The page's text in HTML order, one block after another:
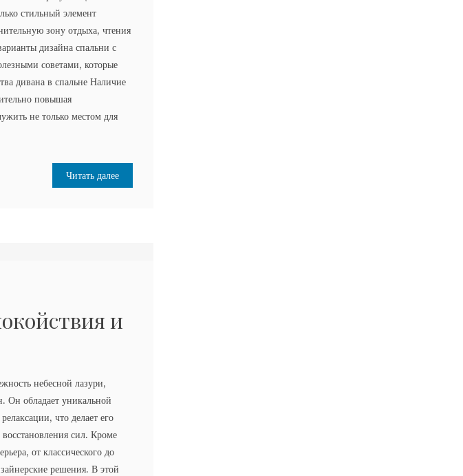
стильный элемент
зону отдыха, чтения
дизайна спальни с
советами, которые
дивана в спальне Наличие
повышая
не только местом для
Читать далее
и
небесной лазури,
Он обладает уникальной
что делает его
сил. Кроме
от классического до
решения. В этой